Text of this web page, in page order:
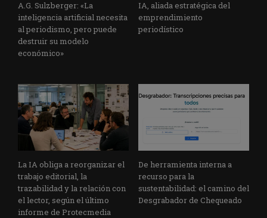
A.G. Sulzberger: «La
inteligencia artificial necesita
al periodismo, pero puede
destruir su modelo
económico»
IA, aliada estratégica del
emprendimiento
periodístico
La IA obliga a reorganizar el
trabajo editorial, la
trazabilidad y la relación con
el lector, según el último
informe de Protecmedia
De herramienta interna a
recurso para la
sustentabilidad: el camino del
Desgrabador de Chequeado